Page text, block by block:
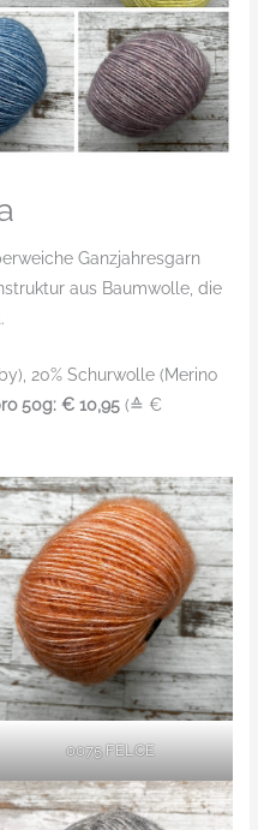
Ganzjahresgarn
aus Baumwolle, die
20% Schurwolle (Merino
50g: € 10,95 (≙ €
0075 FELCE